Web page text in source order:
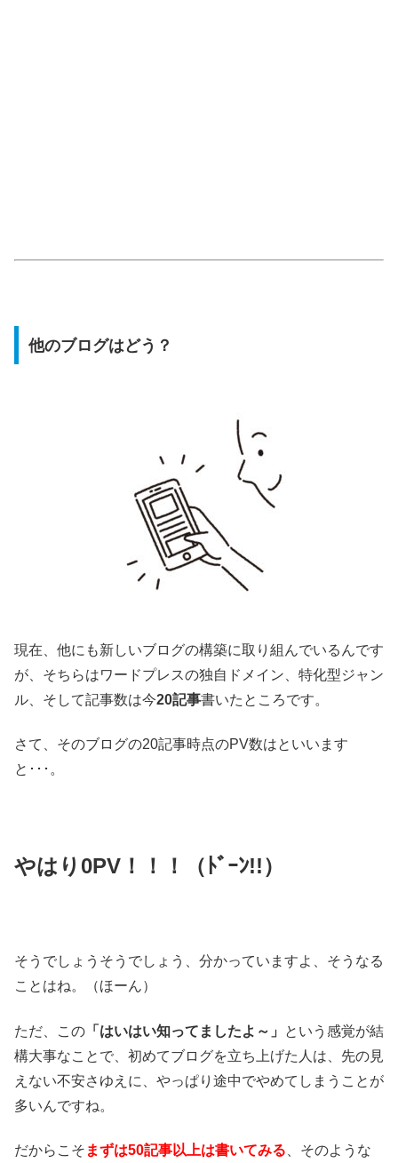
他のブログはどう？
現在、他にも新しいブログの構築に取り組んでいるんです
が、そちらはワードプレスの独自ドメイン、特化型ジャン
ル、そして記事数は今20記事書いたところです。
さて、そのブログの20記事時点のPV数はといいます
と･･･。
やはり0PV！！！（ﾄﾞｰﾝ!!）
そうでしょうそうでしょう、分かっていますよ、そうなる
ことはね。（ほーん）
ただ、この 「はいはい知ってましたよ～」
という感覚が結
構大事なことで、初めてブログを立ち上げた人は、先の見
えない不安さゆえに、やっぱり途中でやめてしまうことが
多いんですね。
だからこそ まずは50記事以上は書いてみる 、そのような